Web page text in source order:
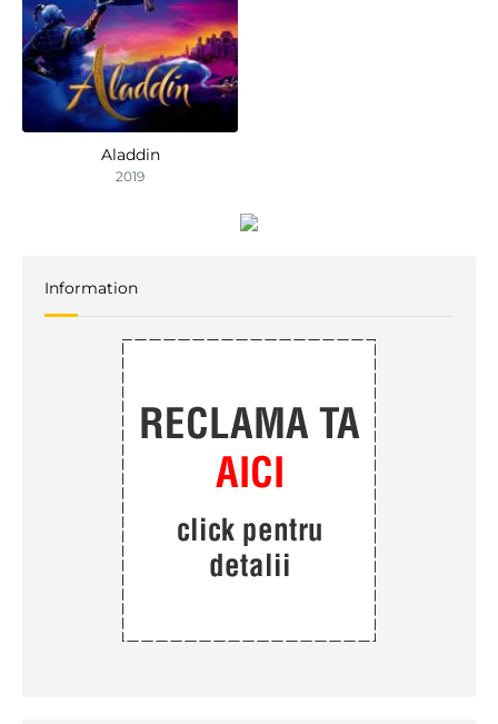
Aladdin
2019
Information